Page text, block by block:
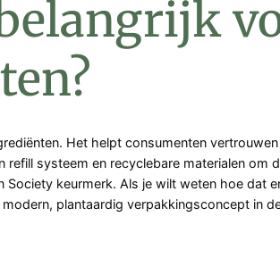
Het helpt consumenten
systeem en recyclebare materialen om
keurmerk. Als je wilt weten hoe dat
plantaardig verpakkingsconcept in